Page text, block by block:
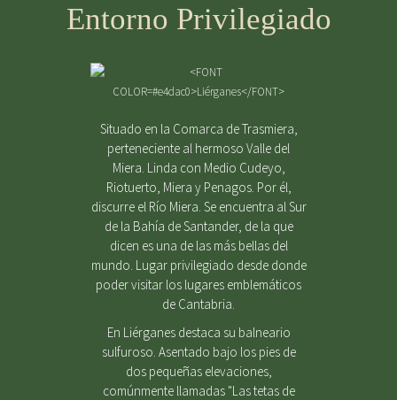
Entorno Privilegiado
Situado en la Comarca de Trasmiera,
perteneciente al hermoso Valle del
Miera. Linda con Medio Cudeyo,
Riotuerto, Miera y Penagos. Por él,
discurre el Río Miera. Se encuentra al Sur
de la Bahía de Santander, de la que
dicen es una de las más bellas del
mundo. Lugar privilegiado desde donde
poder visitar los lugares emblemáticos
de Cantabria.
En Liérganes destaca su balneario
sulfuroso. Asentado bajo los pies de
dos pequeñas elevaciones,
comúnmente llamadas "Las tetas de